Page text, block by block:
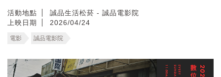
活動地點
誠品生活松菸 - 誠品電影院
上映日期
2026/04/24
電影 誠品電影院